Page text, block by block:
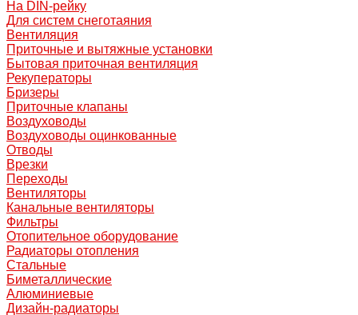
На DIN-рейку
Для систем снеготаяния
Вентиляция
Приточные и вытяжные установки
Бытовая приточная вентиляция
Рекуператоры
Бризеры
Приточные клапаны
Воздуховоды
Воздуховоды оцинкованные
Отводы
Врезки
Переходы
Вентиляторы
Канальные вентиляторы
Фильтры
Отопительное оборудование
Радиаторы отопления
Стальные
Биметаллические
Алюминиевые
Дизайн-радиаторы